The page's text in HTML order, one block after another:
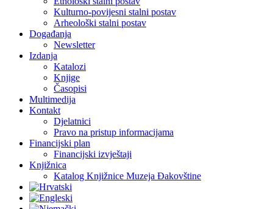
Kulturno-povijesni stalni postav
Arheološki stalni postav
Događanja
Newsletter
Izdanja
Katalozi
Knjige
Časopisi
Multimedija
Kontakt
Djelatnici
Pravo na pristup informacijama
Financijski plan
Financijski izvještaji
Knjižnica
Katalog Knjižnice Muzeja Đakovštine